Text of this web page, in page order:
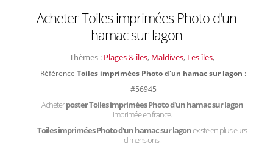
Acheter Toiles imprimées Photo d'un
hamac sur lagon
Thèmes : Plages & îles, Maldives, Les îles,
Référence Toiles imprimées Photo d'un hamac sur lagon :
#56945
Acheterposter Toiles imprimées Photo d'un hamac sur lagon
imprimée en france.
Toiles imprimées Photo d'un hamac sur lagonexiste en plusieurs
dimensions.